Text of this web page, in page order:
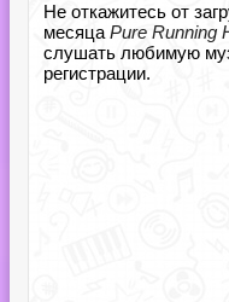
Не откажитесь от
месяца Pure Running
слушать любимую
регистрации.